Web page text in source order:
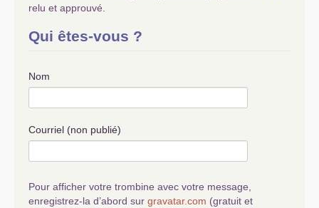
relu et approuvé.
Qui êtes-vous ?
Nom
Courriel (non publié)
Pour afficher votre trombine avec votre message,
enregistrez-la d’abord sur gravatar.com (gratuit et